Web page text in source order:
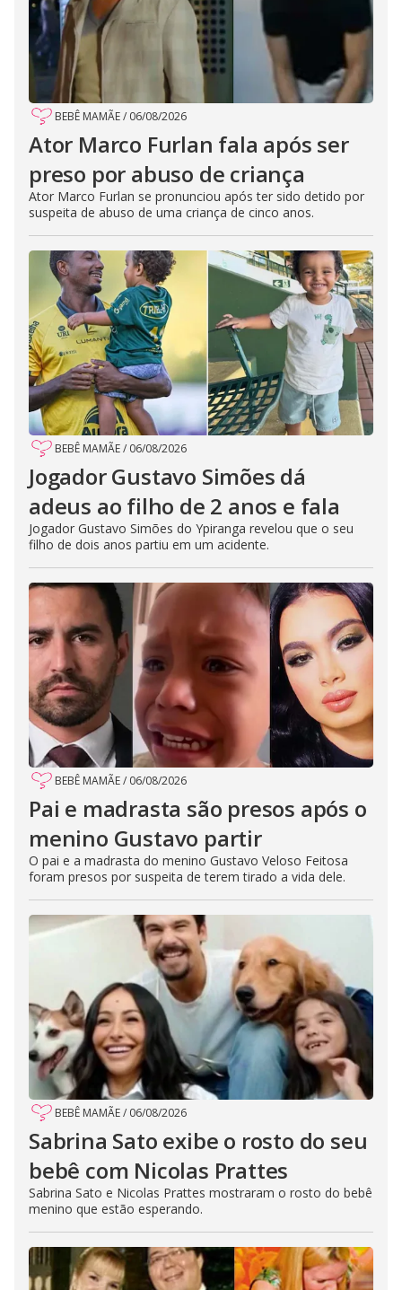
BEBÊ MAMÃE/ 06/08/2026
Ator Marco Furlan fala após ser
preso por abuso de criança
Ator Marco Furlan se pronunciou após ter sido detido por
suspeita de abuso de uma criança de cinco anos.
BEBÊ MAMÃE/ 06/08/2026
Jogador Gustavo Simões dá
adeus ao filho de 2 anos e fala
Jogador Gustavo Simões do Ypiranga revelou que o seu
filho de dois anos partiu em um acidente.
BEBÊ MAMÃE/ 06/08/2026
Pai e madrasta são presos após o
menino Gustavo partir
O pai e a madrasta do menino Gustavo Veloso Feitosa
foram presos por suspeita de terem tirado a vida dele.
BEBÊ MAMÃE/ 06/08/2026
Sabrina Sato exibe o rosto do seu
bebê com Nicolas Prattes
Sabrina Sato e Nicolas Prattes mostraram o rosto do bebê
menino que estão esperando.